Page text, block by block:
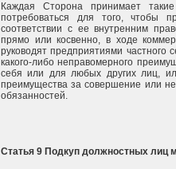
Каждая Сторона принимает
потребоваться для того, чтобы
соответствии с ее внутренним
прямо или косвенно, в ходе
руководят предприятиями частного
какого-либо неправомерного
себя или для любых других лиц,
преимущества за совершение или
обязанностей.
Статья 9 Подкуп должностных лиц